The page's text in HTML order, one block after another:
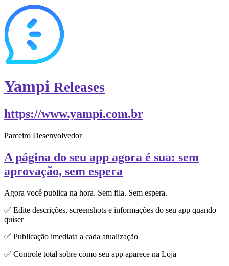
Yampi Releases
https://www.yampi.com.br
Parceiro Desenvolvedor
A página do seu app agora é sua: sem
aprovação, sem espera
Agora você publica na hora. Sem fila. Sem espera.
✅ Edite descrições, screenshots e informações do seu app quando
quiser
✅ Publicação imediata a cada atualização
✅ Controle total sobre como seu app aparece na Loja